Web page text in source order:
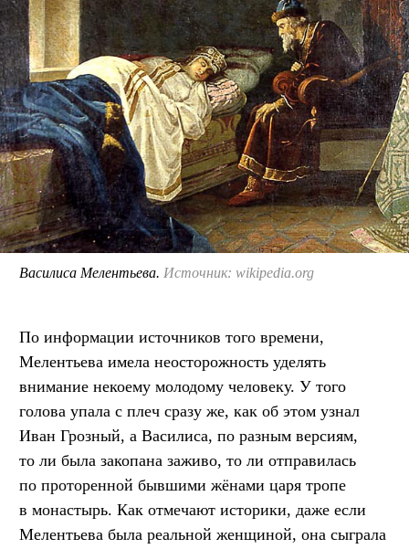
Василиса Мелентьева. Источник: wikipedia.org
По информации источников того времени,
Мелентьева имела неосторожность уделять
внимание некоему молодому человеку. У того
голова упала с плеч сразу же, как об этом узнал
Иван Грозный, а Василиса, по разным версиям,
то ли была закопана заживо, то ли отправилась
по проторенной бывшими жёнами царя тропе
в монастырь. Как отмечают историки, даже если
Мелентьева была реальной женщиной, она сыграла